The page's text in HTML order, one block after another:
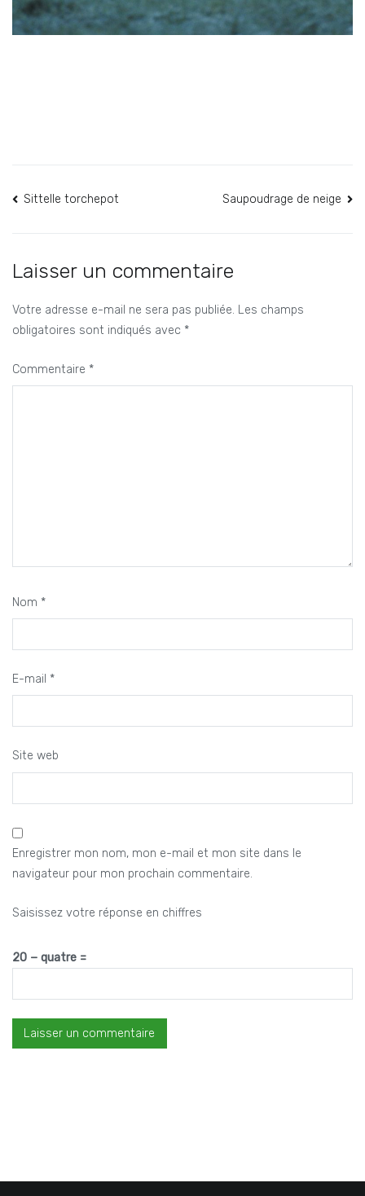
Navigation
l’article
Sittelle torchepot Saupoudrage de neige
Laisser un commentaire
Votre adresse e-mail ne sera pas publiée. Les champs
obligatoires sont indiqués avec *
Commentaire *
Nom *
E-mail *
Site web
Enregistrer mon nom, mon e-mail et mon site dans le
navigateur pour mon prochain commentaire.
Saisissez votre réponse en chiffres
20 − quatre =